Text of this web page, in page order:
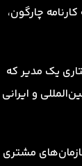
چارگون،
یک مدیر که
و ایرانی
مشتری